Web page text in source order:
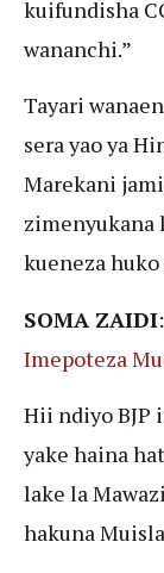
kuifundisha
wananchi.”
Tayari
sera yao ya
Marekani
zimenyukana
kueneza huko
SOMA ZAIDI:
Imepoteza
Hii ndiyo BJP
yake haina
lake la
hakuna